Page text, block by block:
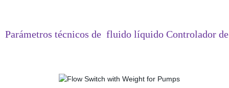
Parámetros técnicos de fluido líquido Controlador